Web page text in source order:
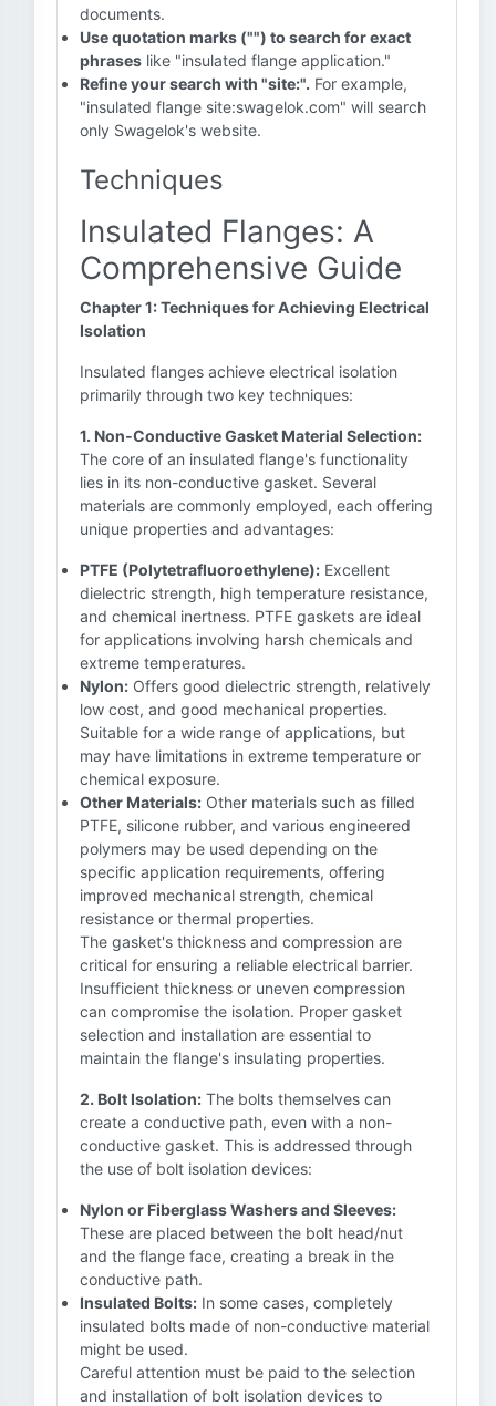
documents.
Use quotation marks ("") to search for exact
phrases like "insulated flange application."
Refine your search with "site:". For example,
"insulated flange site:swagelok.com" will search
only Swagelok's website.
Techniques
Insulated Flanges: A
Comprehensive Guide
Chapter 1: Techniques for Achieving Electrical
Isolation
Insulated flanges achieve electrical isolation
primarily through two key techniques:
1. Non-Conductive Gasket Material Selection:
The core of an insulated flange's functionality
lies in its non-conductive gasket. Several
materials are commonly employed, each offering
unique properties and advantages:
PTFE (Polytetrafluoroethylene): Excellent
dielectric strength, high temperature resistance,
and chemical inertness. PTFE gaskets are ideal
for applications involving harsh chemicals and
extreme temperatures.
Nylon: Offers good dielectric strength, relatively
low cost, and good mechanical properties.
Suitable for a wide range of applications, but
may have limitations in extreme temperature or
chemical exposure.
Other Materials: Other materials such as filled
PTFE, silicone rubber, and various engineered
polymers may be used depending on the
specific application requirements, offering
improved mechanical strength, chemical
resistance or thermal properties.
The gasket's thickness and compression are
critical for ensuring a reliable electrical barrier.
Insufficient thickness or uneven compression
can compromise the isolation. Proper gasket
selection and installation are essential to
maintain the flange's insulating properties.
2. Bolt Isolation: The bolts themselves can
create a conductive path, even with a non-
conductive gasket. This is addressed through
the use of bolt isolation devices:
Nylon or Fiberglass Washers and Sleeves:
These are placed between the bolt head/nut
and the flange face, creating a break in the
conductive path.
Insulated Bolts: In some cases, completely
insulated bolts made of non-conductive material
might be used.
Careful attention must be paid to the selection
and installation of bolt isolation devices to